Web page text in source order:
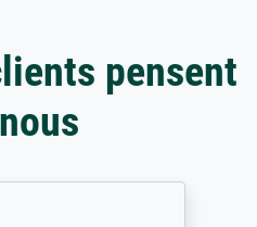
pensent